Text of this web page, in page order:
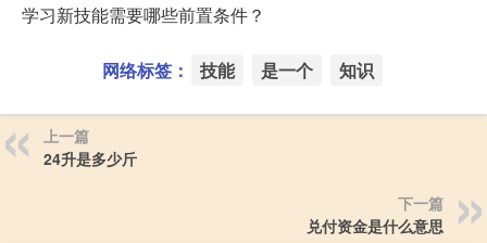
学习新技能需要哪些前置条件？
网络标签： 技能 是一个 知识
上一篇
24升是多少斤
下一篇
兑付资金是什么意思